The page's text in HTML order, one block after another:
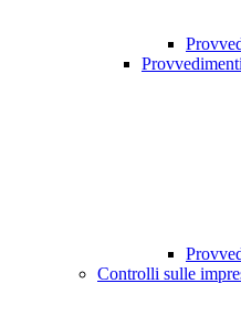
Controlli sulle